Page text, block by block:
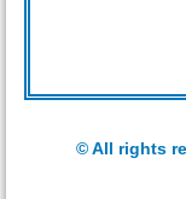
© All rights